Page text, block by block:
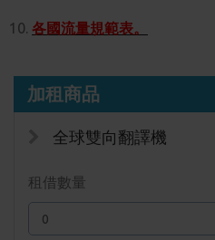
各國流量規範表。
加租商品
全球雙向翻譯機
租借數量